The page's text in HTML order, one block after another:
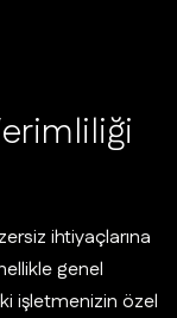
erimliliği
ihtiyaçlarına
genel
işletmenizin özel